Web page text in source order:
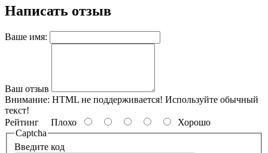
Написать отзыв
Ваше имя:
Ваш отзыв
Внимание: HTML не поддерживается! Используйте обычный
текст!
Рейтинг Плохо
Хорошо
Captcha
Введите код